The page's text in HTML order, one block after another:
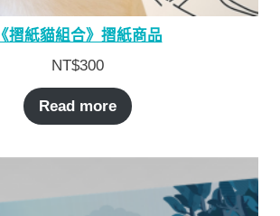
《摺紙貓組合》摺紙商品
NT$300
Read more